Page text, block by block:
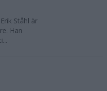
Ståhl är
Han